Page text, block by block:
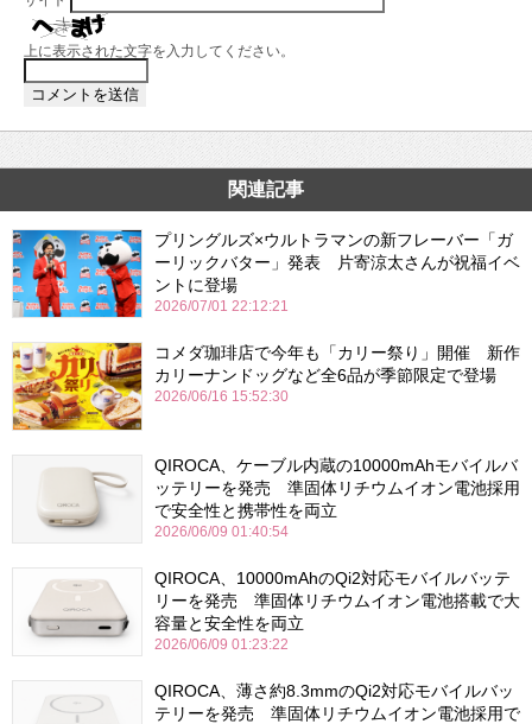
上に表示された文字を入力してください。
関連記事
プリングルズ×ウルトラマンの新フレーバー「ガ
ーリックバター」発表 片寄涼太さんが祝福イベ
ントに登場
2026/07/01 22:12:21
コメダ珈琲店で今年も「カリー祭り」開催 新作
カリーナンドッグなど全6品が季節限定で登場
2026/06/16 15:52:30
QIROCA、ケーブル内蔵の10000mAhモバイルバ
ッテリーを発売 準固体リチウムイオン電池採用
で安全性と携帯性を両立
2026/06/09 01:40:54
QIROCA、10000mAhのQi2対応モバイルバッテ
リーを発売 準固体リチウムイオン電池搭載で大
容量と安全性を両立
2026/06/09 01:23:22
QIROCA、薄さ約8.3mmのQi2対応モバイルバッ
テリーを発売 準固体リチウムイオン電池採用で